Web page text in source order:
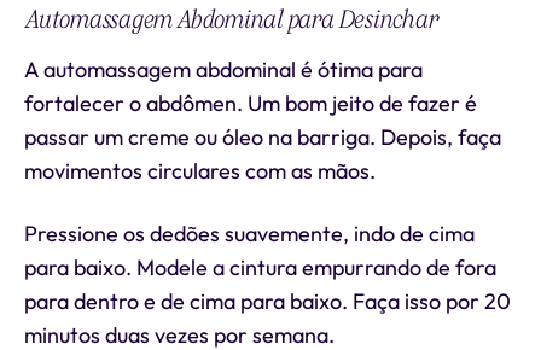
Automassagem Abdominal para Desinchar
A automassagem abdominal é ótima para
fortalecer o abdômen. Um bom jeito de fazer é
passar um creme ou óleo na barriga. Depois, faça
movimentos circulares com as mãos.
Pressione os dedões suavemente, indo de cima
para baixo. Modele a cintura empurrando de fora
para dentro e de cima para baixo. Faça isso por 20
minutos duas vezes por semana.